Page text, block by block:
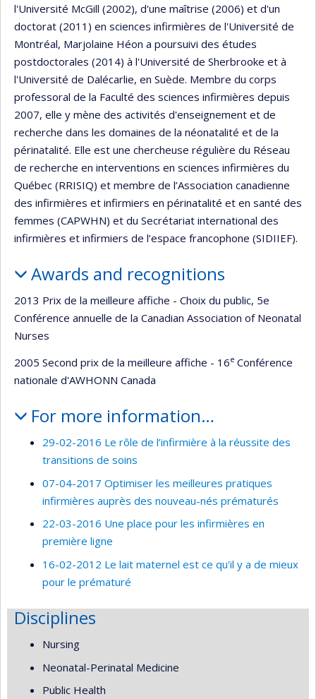
l'Université McGill (2002), d'une maîtrise (2006) et d'un
doctorat (2011) en sciences infirmières de l'Université de
Montréal, Marjolaine Héon a poursuivi des études
postdoctorales (2014) à l'Université de Sherbrooke et à
l'Université de Dalécarlie, en Suède. Membre du corps
professoral de la Faculté des sciences infirmières depuis
2007, elle y mène des activités d'enseignement et de
recherche dans les domaines de la néonatalité et de la
périnatalité. Elle est une chercheuse régulière du Réseau
de recherche en interventions en sciences infirmières du
Québec (RRISIQ) et membre de l’Association canadienne
des infirmières et infirmiers en périnatalité et en santé des
femmes (CAPWHN) et du Secrétariat international des
infirmières et infirmiers de l’espace francophone (SIDIIEF).
Awards and recognitions
2013 Prix de la meilleure affiche - Choix du public, 5e
Conférence annuelle de la Canadian Association of Neonatal
Nurses
2005 Second prix de la meilleure affiche - 16e Conférence
nationale d'AWHONN Canada
For more information…
29-02-2016 Le rôle de l’infirmière à la réussite des
transitions de soins
07-04-2017 Optimiser les meilleures pratiques
infirmières auprès des nouveau-nés prématurés
22-03-2016 Une place pour les infirmières en
première ligne
16-02-2012 Le lait maternel est ce qu'il y a de mieux
pour le prématuré
Disciplines
Nursing
Neonatal-Perinatal Medicine
Public Health